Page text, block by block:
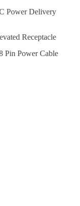
Power Delivery
Receptacle
Pin Power Cable